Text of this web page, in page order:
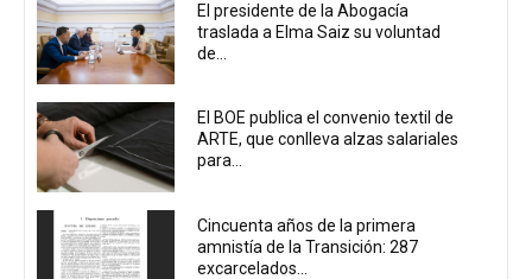
El presidente de la Abogacía
traslada a Elma Saiz su voluntad
de...
El BOE publica el convenio textil de
ARTE, que conlleva alzas salariales
para...
Cincuenta años de la primera
amnistía de la Transición: 287
excarcelados...